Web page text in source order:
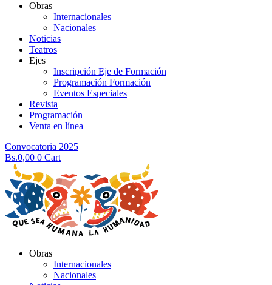
Obras
Internacionales
Nacionales
Noticias
Teatros
Ejes
Inscripción Eje de Formación
Programación Formación
Eventos Especiales
Revista
Programación
Venta en línea
Convocatoria 2025
Bs.0,00 0 Cart
Obras
Internacionales
Nacionales